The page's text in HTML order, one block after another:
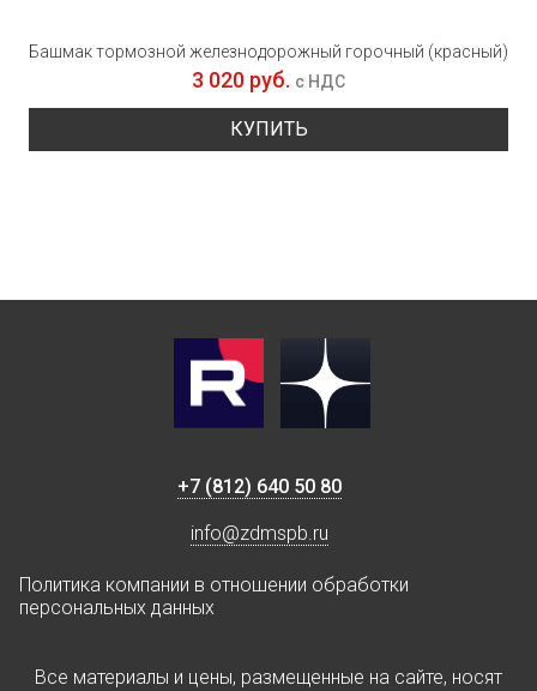
Башмак тормозной железнодорожный горочный (красный)
3 020 руб. с НДС
КУПИТЬ
+7 (812) 640 50 80
info@zdmspb.ru
Политика компании в отношении обработки
персональных данных
Все материалы и цены, размещенные на сайте, носят